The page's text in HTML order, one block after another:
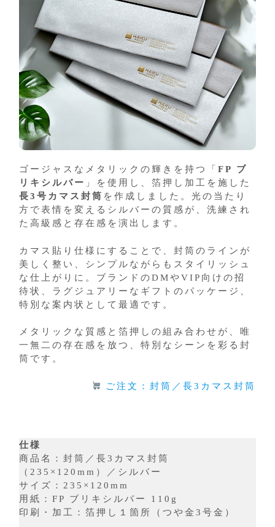
ゴージャスなメタリックの輝きを持つ「FP ブ
リキシルバー 」を使用し、箔押し加工を施した
長3号カマス封筒 を作成しました。光の当たり
方で表情を変えるシルバーの質感が、洗練され
た高級感と存在感を演出します。
カマス貼り仕様にすることで、封筒のラインが
美しく整い、シンプルながらもスタイリッシュ
な仕上がりに。ブランドのDMやVIP向けの招
待状、ラグジュアリーなギフトのパッケージ、
特別な案内状として最適です。
メタリックな質感と箔押しの組み合わせが、唯
一無二の存在感を放つ、特別なシーンを彩る封
筒です。
ご注文：封筒／長3カマス封筒
仕様
商品名：封筒／長3カマス封筒
（235×120mm）／シルバー
サイズ：235×120mm
用紙：FP ブリキシルバー 110g
印刷・加工：箔押し１箇所（つや金3号金）